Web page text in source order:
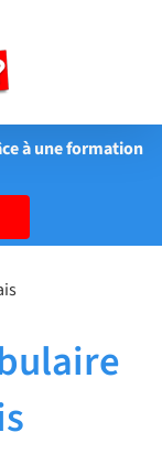
à une formation